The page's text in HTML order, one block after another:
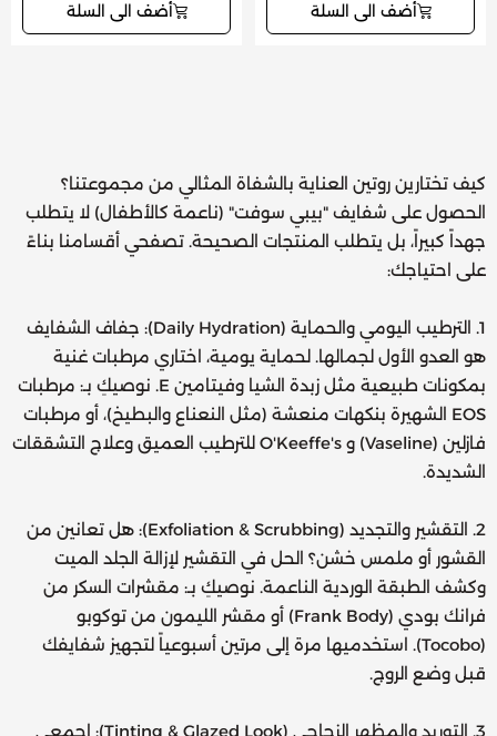
أضف الى السلة أضف الى السلة
كيف تختارين روتين العناية بالشفاة المثالي من مجموعتنا؟
الحصول على شفايف "بيبي سوفت" (ناعمة كالأطفال) لا يتطلب
جهداً كبيراً، بل يتطلب المنتجات الصحيحة. تصفحي أقسامنا بناءً
على احتياجك:
1. الترطيب اليومي والحماية (Daily Hydration): جفاف الشفايف
هو العدو الأول لجمالها. لحماية يومية، اختاري مرطبات غنية
بمكونات طبيعية مثل زبدة الشيا وفيتامين E. نوصيكِ بـ: مرطبات
EOS الشهيرة بنكهات منعشة (مثل النعناع والبطيخ)، أو مرطبات
فازلين (Vaseline) و O'Keeffe's للترطيب العميق وعلاج التشققات
الشديدة.
2. التقشير والتجديد (Exfoliation & Scrubbing): هل تعانين من
القشور أو ملمس خشن؟ الحل في التقشير لإزالة الجلد الميت
وكشف الطبقة الوردية الناعمة. نوصيكِ بـ: مقشرات السكر من
فرانك بودي (Frank Body) أو مقشر الليمون من توكوبو
(Tocobo). استخدميها مرة إلى مرتين أسبوعياً لتجهيز شفايفك
قبل وضع الروج.
3. التوريد والمظهر الزجاجي (Tinting & Glazed Look): اجمعي